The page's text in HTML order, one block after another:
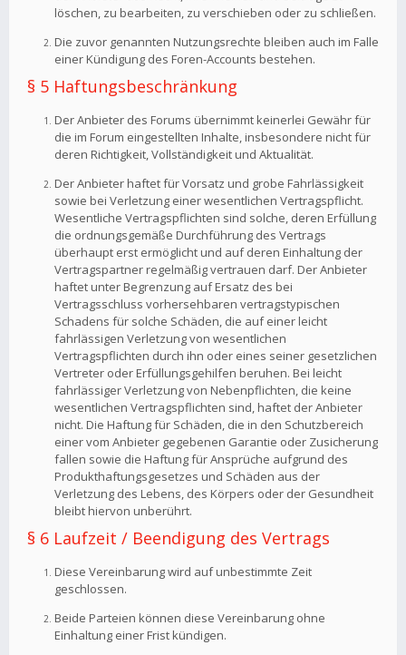
löschen, zu bearbeiten, zu verschieben oder zu schließen.
Die zuvor genannten Nutzungsrechte bleiben auch im Falle
einer Kündigung des Foren-Accounts bestehen.
§ 5 Haftungsbeschränkung
Der Anbieter des Forums übernimmt keinerlei Gewähr für
die im Forum eingestellten Inhalte, insbesondere nicht für
deren Richtigkeit, Vollständigkeit und Aktualität.
Der Anbieter haftet für Vorsatz und grobe Fahrlässigkeit
sowie bei Verletzung einer wesentlichen Vertragspflicht.
Wesentliche Vertragspflichten sind solche, deren Erfüllung
die ordnungsgemäße Durchführung des Vertrags
überhaupt erst ermöglicht und auf deren Einhaltung der
Vertragspartner regelmäßig vertrauen darf. Der Anbieter
haftet unter Begrenzung auf Ersatz des bei
Vertragsschluss vorhersehbaren vertragstypischen
Schadens für solche Schäden, die auf einer leicht
fahrlässigen Verletzung von wesentlichen
Vertragspflichten durch ihn oder eines seiner gesetzlichen
Vertreter oder Erfüllungsgehilfen beruhen. Bei leicht
fahrlässiger Verletzung von Nebenpflichten, die keine
wesentlichen Vertragspflichten sind, haftet der Anbieter
nicht. Die Haftung für Schäden, die in den Schutzbereich
einer vom Anbieter gegebenen Garantie oder Zusicherung
fallen sowie die Haftung für Ansprüche aufgrund des
Produkthaftungsgesetzes und Schäden aus der
Verletzung des Lebens, des Körpers oder der Gesundheit
bleibt hiervon unberührt.
§ 6 Laufzeit / Beendigung des Vertrags
Diese Vereinbarung wird auf unbestimmte Zeit
geschlossen.
Beide Parteien können diese Vereinbarung ohne
Einhaltung einer Frist kündigen.